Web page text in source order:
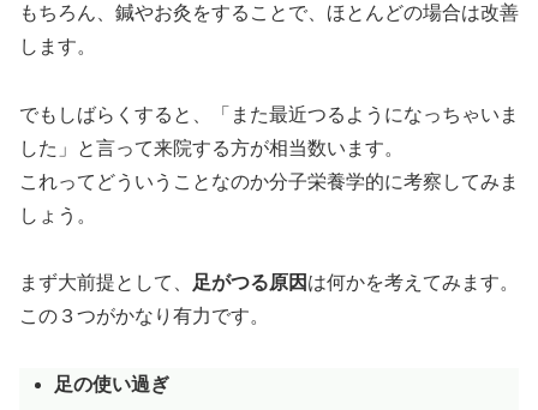
もちろん、鍼やお灸をすることで、ほとんどの場合は改善
します。
でもしばらくすると、「また最近つるようになっちゃいま
した」と言って来院する方が相当数います。
これってどういうことなのか分子栄養学的に考察してみま
しょう。
まず大前提として、 足がつる原因 は何かを考えてみます。
この３つがかなり有力です。
足の使い過ぎ